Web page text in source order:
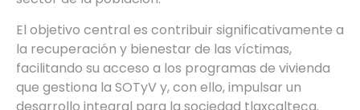
El objetivo central es contribuir significativamente a
la recuperación y bienestar de las víctimas,
facilitando su acceso a los programas de vivienda
que gestiona la SOTyV y, con ello, impulsar un
desarrollo integral para la sociedad tlaxcalteca.